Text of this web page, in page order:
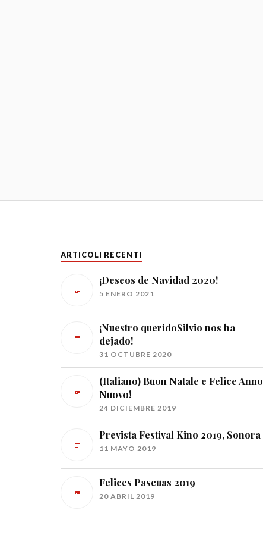
ARTICOLI RECENTI
¡Deseos de Navidad 2020!
5 ENERO 2021
¡Nuestro queridoSilvio nos ha
dejado!
31 OCTUBRE 2020
(Italiano) Buon Natale e Felice Anno
Nuovo!
24 DICIEMBRE 2019
Prevista Festival Kino 2019, Sonora
11 MAYO 2019
Felices Pascuas 2019
20 ABRIL 2019